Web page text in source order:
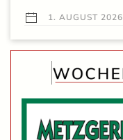
1. AUGUST 2026